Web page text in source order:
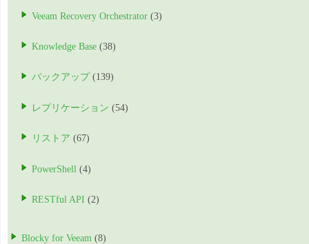
Veeam Recovery Orchestrator (3)
Knowledge Base (38)
バックアップ (139)
レプリケーション (54)
リストア (67)
PowerShell (4)
RESTful API (2)
Blocky for Veeam (8)